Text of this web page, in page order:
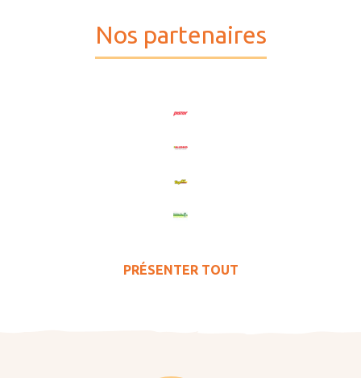
Nos partenaires
PRÉSENTER TOUT